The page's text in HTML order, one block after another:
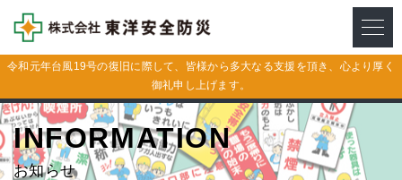
メニ
令和元年台風19号の復旧に際して、皆様から多大なる支援を頂き、心より厚く
御礼申し上げます。
INFORMATION
お知らせ